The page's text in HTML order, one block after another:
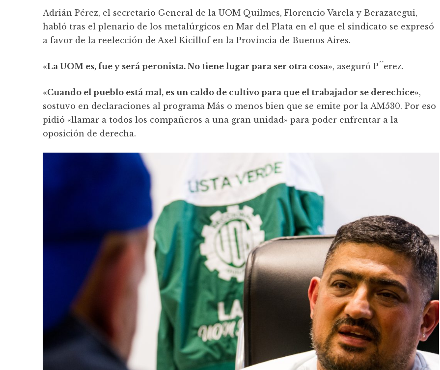
Adrián Pérez, el secretario General de la UOM Quilmes, Florencio Varela y Berazategui,
habló tras el plenario de los metalúrgicos en Mar del Plata en el que el sindicato se expresó
a favor de la reelección de Axel Kicillof en la Provincia de Buenos Aires.
«La UOM es, fue y será peronista. No tiene lugar para ser otra cosa», aseguró P´´erez.
«Cuando el pueblo está mal, es un caldo de cultivo para que el trabajador se derechice»,
sostuvo en declaraciones al programa Más o menos bien que se emite por la AM530. Por eso
pidió «llamar a todos los compañeros a una gran unidad» para poder enfrentar a la
oposición de derecha.